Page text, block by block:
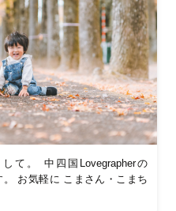
て。 中四国Lovegrapherの
。 お気軽に こまさん・こまち